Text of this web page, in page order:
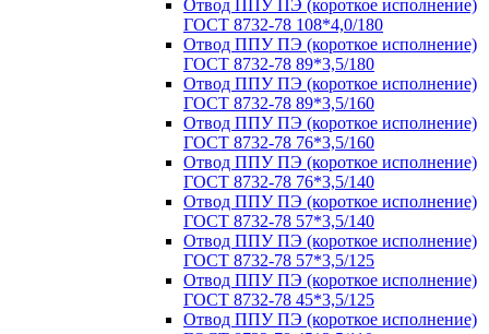
Отвод ППУ ПЭ (короткое исполнение)
ГОСТ 8732-78 108*4,0/180
Отвод ППУ ПЭ (короткое исполнение)
ГОСТ 8732-78 89*3,5/180
Отвод ППУ ПЭ (короткое исполнение)
ГОСТ 8732-78 89*3,5/160
Отвод ППУ ПЭ (короткое исполнение)
ГОСТ 8732-78 76*3,5/160
Отвод ППУ ПЭ (короткое исполнение)
ГОСТ 8732-78 76*3,5/140
Отвод ППУ ПЭ (короткое исполнение)
ГОСТ 8732-78 57*3,5/140
Отвод ППУ ПЭ (короткое исполнение)
ГОСТ 8732-78 57*3,5/125
Отвод ППУ ПЭ (короткое исполнение)
ГОСТ 8732-78 45*3,5/125
Отвод ППУ ПЭ (короткое исполнение)